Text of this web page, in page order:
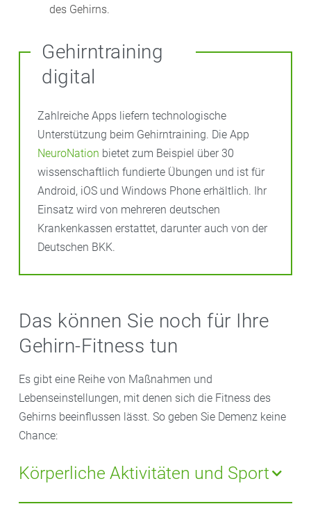
des Gehirns.
Gehirntraining
digital
Zahlreiche Apps liefern technologische
Unterstützung beim Gehirntraining. Die App
NeuroNation bietet zum Beispiel über 30
wissenschaftlich fundierte Übungen und ist für
Android, iOS und Windows Phone erhältlich. Ihr
Einsatz wird von mehreren deutschen
Krankenkassen erstattet, darunter auch von der
Deutschen BKK.
Das können Sie noch für Ihre
Gehirn-Fitness tun
Es gibt eine Reihe von Maßnahmen und
Lebenseinstellungen, mit denen sich die Fitness des
Gehirns beeinflussen lässt. So geben Sie Demenz keine
Chance:
Körperliche Aktivitäten und Sport
Regelmäßige Bewegungund Sport können die